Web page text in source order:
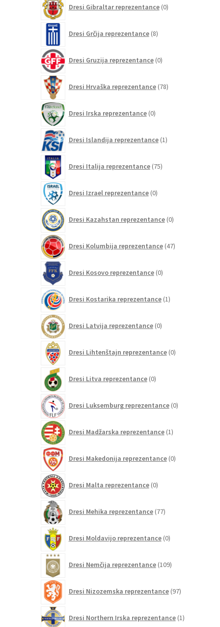
Dresi Gibraltar reprezentance 0izdelkov
Dresi Grčija reprezentance 8izdelkov
Dresi Gruzija reprezentance 0izdelkov
Dresi Hrvaška reprezentance 78izdelkov
Dresi Irska reprezentance 0izdelkov
Dresi Islandija reprezentance 1izdelek
Dresi Italija reprezentance 75izdelkov
Dresi Izrael reprezentance 0izdelkov
Dresi Kazahstan reprezentance 0izdelkov
Dresi Kolumbija reprezentance 47izdelkov
Dresi Kosovo reprezentance 0izdelkov
Dresi Kostarika reprezentance 1izdelek
Dresi Latvija reprezentance 0izdelkov
Dresi Lihtenštajn reprezentance 0izdelkov
Dresi Litva reprezentance 0izdelkov
Dresi Luksemburg reprezentance 0izdelkov
Dresi Madžarska reprezentance 1izdelek
Dresi Makedonija reprezentance 0izdelkov
Dresi Malta reprezentance 0izdelkov
Dresi Mehika reprezentance 77izdelkov
Dresi Moldavijo reprezentance 0izdelkov
Dresi Nemčija reprezentance 109izdelkov
Dresi Nizozemska reprezentance 97izdelkov
Dresi Northern Irska reprezentance 1izdelek